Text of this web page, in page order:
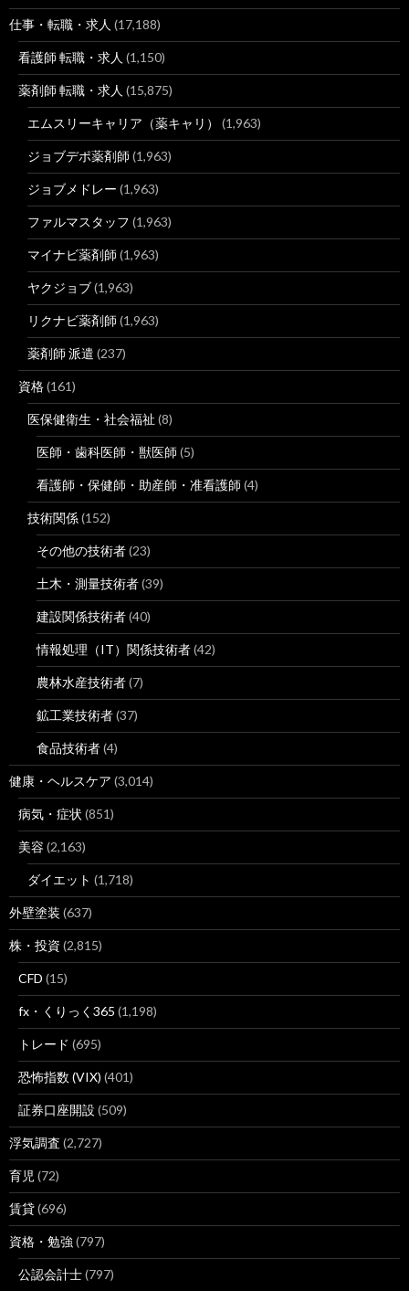
仕事・転職・求人 (17,188)
看護師 転職・求人 (1,150)
薬剤師 転職・求人 (15,875)
エムスリーキャリア（薬キャリ） (1,963)
ジョブデポ薬剤師 (1,963)
ジョブメドレー (1,963)
ファルマスタッフ (1,963)
マイナビ薬剤師 (1,963)
ヤクジョブ(1,963)
リクナビ薬剤師 (1,963)
薬剤師 派遣 (237)
資格(161)
医保健衛生・社会福祉 (8)
医師・歯科医師・獣医師 (5)
看護師・保健師・助産師・准看護師 (4)
技術関係(152)
その他の技術者(23)
土木・測量技術者(39)
建設関係技術者(40)
情報処理（IT）関係技術者(42)
農林水産技術者(7)
鉱工業技術者(37)
食品技術者(4)
健康・ヘルスケア (3,014)
病気・症状 (851)
美容 (2,163)
ダイエット (1,718)
外壁塗装 (637)
株・投資 (2,815)
CFD (15)
fx・くりっく365 (1,198)
トレード (695)
恐怖指数 (VIX) (401)
証券口座開設 (509)
浮気調査 (2,727)
育児 (72)
賃貸(696)
資格・勉強 (797)
公認会計士(797)